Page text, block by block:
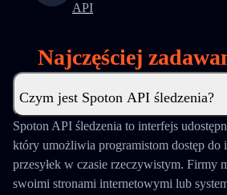
API
Najczęściej
Czym jest Spoton API śledzenia?
Spoton API śledzenia to interfejs
który umożliwia programistom dostęp do
przesyłek w czasie rzeczywistym. Firmy
swoimi stronami internetowymi lub